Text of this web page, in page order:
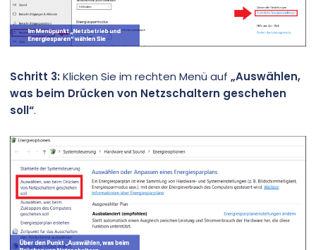
Schritt 3:Klicken Sie im rechten Menü auf „Auswählen,
was beim Drücken von Netzschaltern geschehen
soll“.